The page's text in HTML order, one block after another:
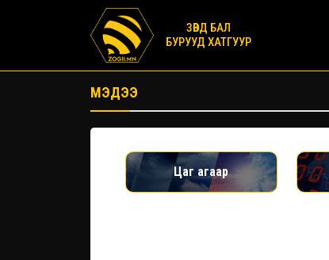
ЗӨВД БАЛ
БУРУУД ХАТГУУР
МЭДЭЭ
Цаг агаар